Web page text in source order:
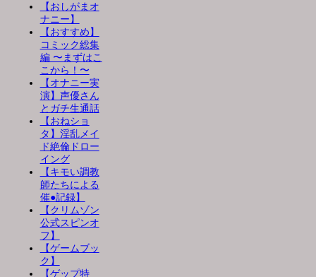
【おしがまオ
ナニー】
【おすすめ】
コミック総集
編 〜まずはこ
こから！〜
【オナニー実
演】声優さん
とガチ生通話
【おねショ
タ】淫乱メイ
ド絶倫ドロー
イング
【キモい調教
師たちによる
催●記録】
【クリムゾン
公式スピンオ
フ】
【ゲームブッ
ク】
【ゲップ特